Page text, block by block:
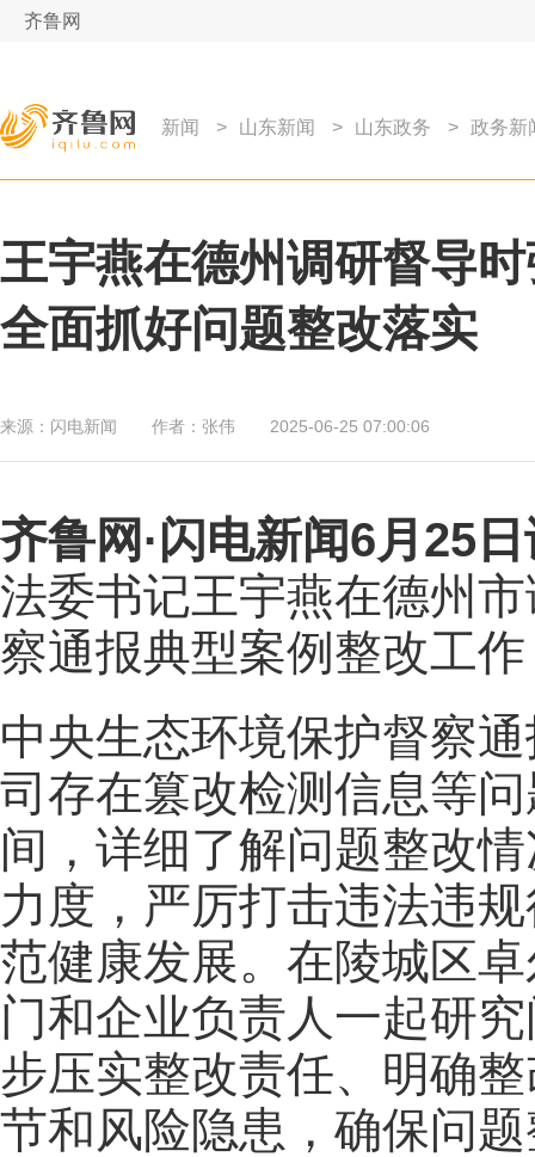
齐鲁网
新闻 > 山东新闻 > 山东政务 > 政务新
王宇燕在德州调研督导
全面抓好问题整改落实
来源： 闪电新闻 作者： 张伟 2025-06-25 07:00:06
齐鲁网 ·闪电新闻6月25
法委书记王宇燕在德州
察通报典型案例整改工
中央生态环境保护督察
司存在篡改检测信息等
间，详细了解问题整改
力度，严厉打击违法违
范健康发展。在陵城区
门和企业负责人一起研
步压实整改责任、明确
节和风险隐患，确保问